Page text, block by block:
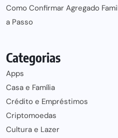
Como Confirmar Agregado
a Passo
Categorias
Apps
Casa e Família
Crédito e Empréstimos
Criptomoedas
Cultura e Lazer